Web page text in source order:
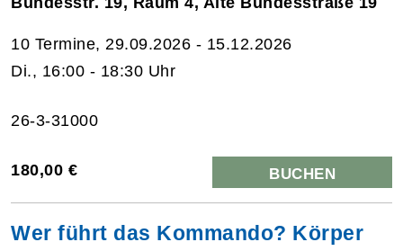
10 Termine, 29.09.2026 - 15.12.2026
Di., 16:00 - 18:30 Uhr
26-3-31000
180,00 € BUCHEN
Wer führt das Kommando? Körper